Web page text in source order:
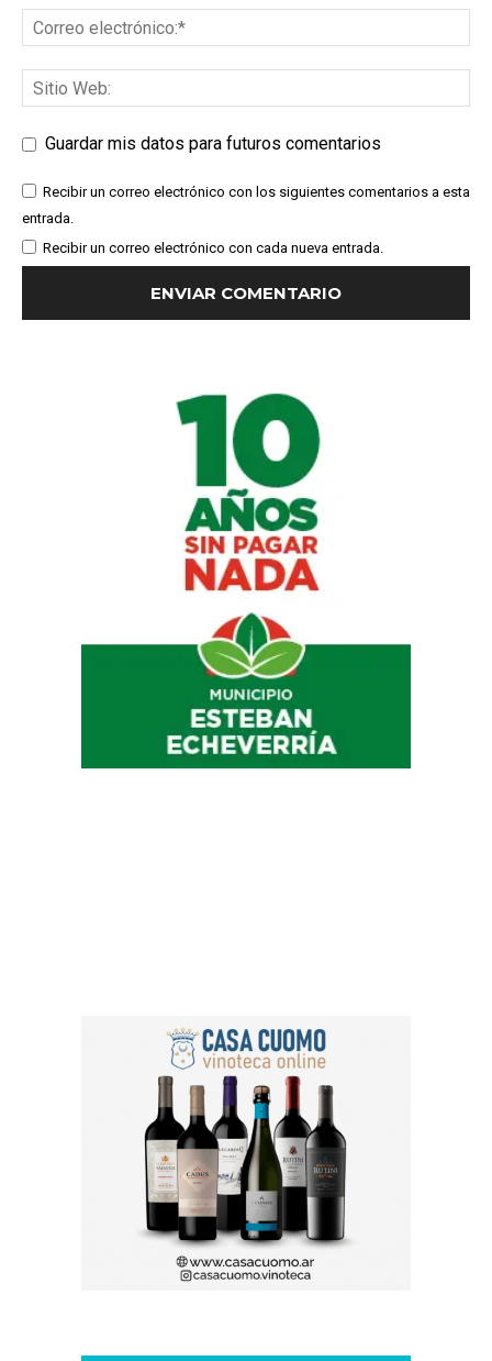
Guardar mis datos para futuros comentarios
Recibir un correo electrónico con los siguientes comentarios a esta
entrada.
Recibir un correo electrónico con cada nueva entrada.